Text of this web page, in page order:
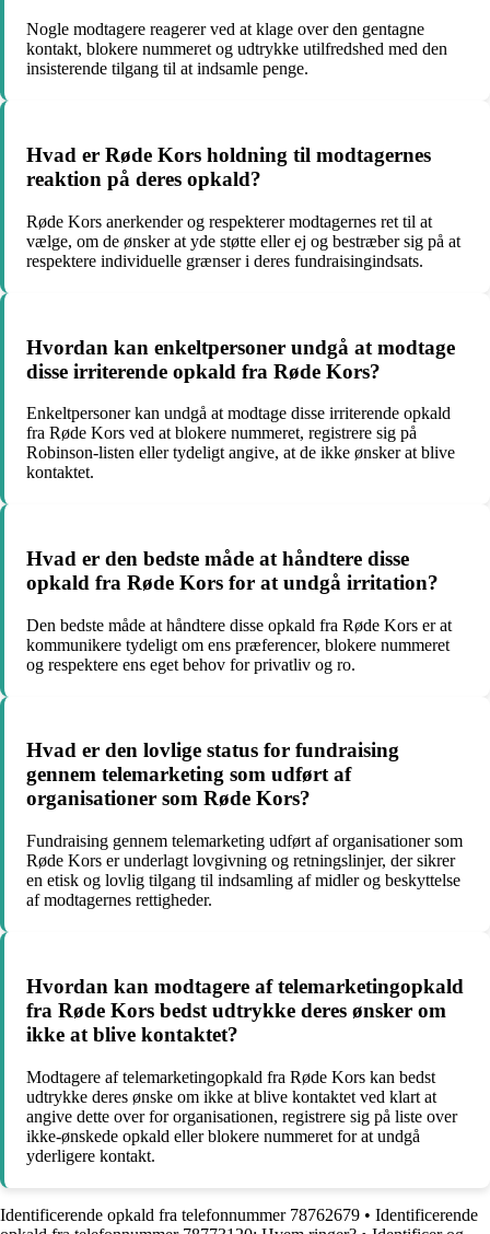
Nogle modtagere reagerer ved at klage over den gentagne
kontakt, blokere nummeret og udtrykke utilfredshed med den
insisterende tilgang til at indsamle penge.
Hvad er Røde Kors holdning til modtagernes
reaktion på deres opkald?
Røde Kors anerkender og respekterer modtagernes ret til at
vælge, om de ønsker at yde støtte eller ej og bestræber sig på at
respektere individuelle grænser i deres fundraisingindsats.
Hvordan kan enkeltpersoner undgå at modtage
disse irriterende opkald fra Røde Kors?
Enkeltpersoner kan undgå at modtage disse irriterende opkald
fra Røde Kors ved at blokere nummeret, registrere sig på
Robinson-listen eller tydeligt angive, at de ikke ønsker at blive
kontaktet.
Hvad er den bedste måde at håndtere disse
opkald fra Røde Kors for at undgå irritation?
Den bedste måde at håndtere disse opkald fra Røde Kors er at
kommunikere tydeligt om ens præferencer, blokere nummeret
og respektere ens eget behov for privatliv og ro.
Hvad er den lovlige status for fundraising
gennem telemarketing som udført af
organisationer som Røde Kors?
Fundraising gennem telemarketing udført af organisationer som
Røde Kors er underlagt lovgivning og retningslinjer, der sikrer
en etisk og lovlig tilgang til indsamling af midler og beskyttelse
af modtagernes rettigheder.
Hvordan kan modtagere af telemarketingopkald
fra Røde Kors bedst udtrykke deres ønsker om
ikke at blive kontaktet?
Modtagere af telemarketingopkald fra Røde Kors kan bedst
udtrykke deres ønske om ikke at blive kontaktet ved klart at
angive dette over for organisationen, registrere sig på liste over
ikke-ønskede opkald eller blokere nummeret for at undgå
yderligere kontakt.
Identificerende opkald fra telefonnummer 78762679 • Identificerende